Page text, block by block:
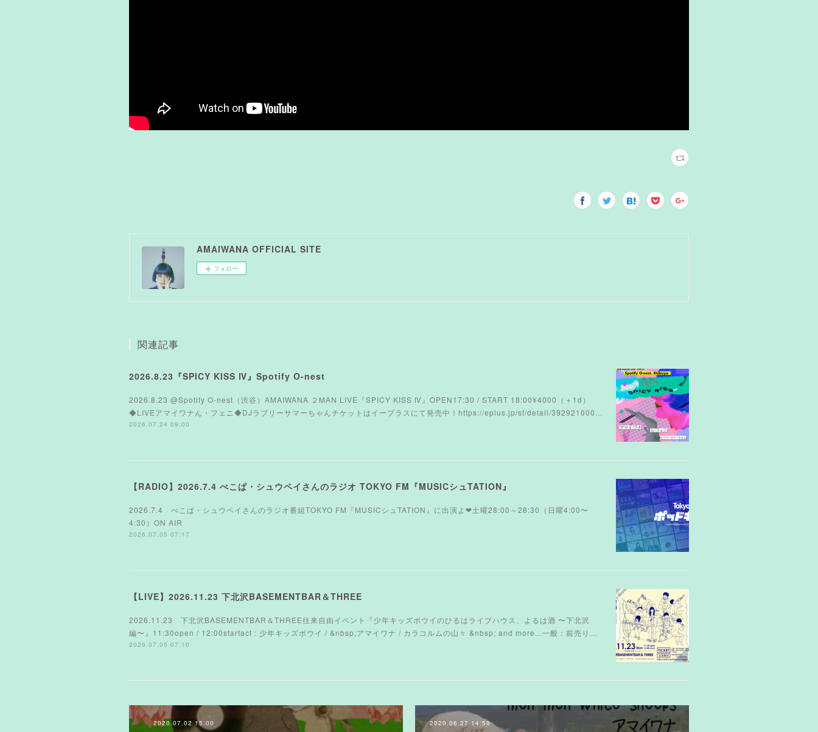
AMAIWANA OFFICIAL SITE
フォロー
関連記事
2026.8.23『SPICY KISS Ⅳ』Spotify O-nest
2026.8.23 @Spotify O-nest（渋谷）AMAIWANA ２MAN LIVE『SPICY KISS Ⅳ』OPEN17:30 / START 18:00¥4000（＋1d）
◆LIVEアマイワナん・フェニ◆DJラブリーサマーちゃんチケットはイープラスにて発売中！https://eplus.jp/sf/detail/392921000…
2026.07.24 09:00
【RADIO】2026.7.4 ぺこぱ・シュウペイさんのラジオ TOKYO FM『MUSICシュTATION』
2026.7.4 ぺこぱ・シュウペイさんのラジオ番組TOKYO FM『MUSICシュTATION』に出演よ❤︎土曜28:00～28:30（日曜4:00〜
4:30）ON AIR
2026.07.05 07:17
【LIVE】2026.11.23 下北沢BASEMENTBAR＆THREE
2026.11.23 下北沢BASEMENTBAR＆THREE往来自由イベント『少年キッズボウイのひるはライブハウス、よるは酒 〜下北沢
編〜』11:30open / 12:00startact : 少年キッズボウイ / &nbsp;アマイワナ / カラコルムの山々 &nbsp; and more...一般：前売り…
2026.07.05 07:10
2020.07.02 15:00 2020.06.27 14:59